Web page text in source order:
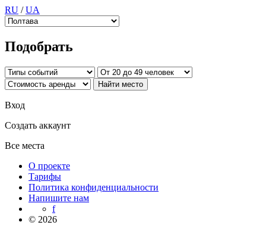
RU /UA
Подобрать
Вход
Создать аккаунт
Все места
О проекте
Тарифы
Политика конфиденциальности
Напишите нам
f
© 2026